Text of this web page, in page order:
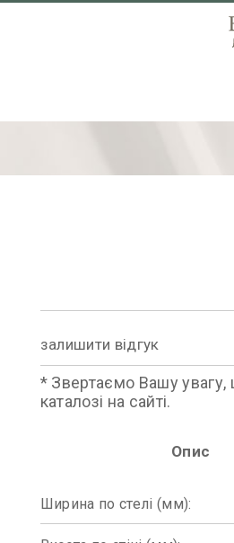
залишити відгук
* Звертаємо Вашу увагу,
каталозі на сайті.
Опис
Ширина по стелі (мм):